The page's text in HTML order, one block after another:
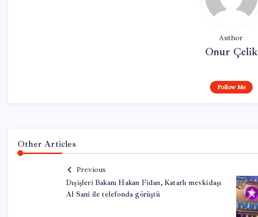
Author
Onur Çelik
Follow Me
Other Articles
Previous
Dışişleri Bakanı Hakan Fidan, Katarlı mevkidaşı
Al Sani ile telefonda görüştü